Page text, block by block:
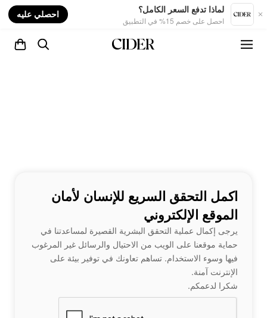
لماذا تدفع السعر الكامل؟
احصل على خصم 15% في التطبيق
احصلي عليه
اكمل التحقق السريع للإنسان لأمان
الموقع الإلكتروني
يرجى إكمال عملية التحقق البشرية القصيرة لمساعدتنا في
حماية موقعنا على الويب من الاحتيال والرسائل غير المرغوب
فيها وسوء الاستخدام. تساهم تعاونك في توفير بيئة على
الإنترنت آمنة.
شكرا لدعمكم.